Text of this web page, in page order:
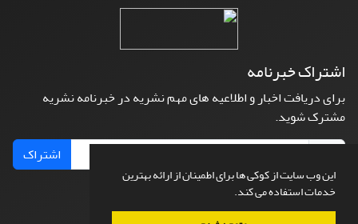
این وب سایت از کوکی ها برای اطمینان از ارائه بهترین
خدمات استفاده می کند.
اشتراک خبرنامه
برای دریافت اخبار و اطلاعیه های مهم نشریه در خبرنامه نشریه
مشترک شوید.
اشتراک